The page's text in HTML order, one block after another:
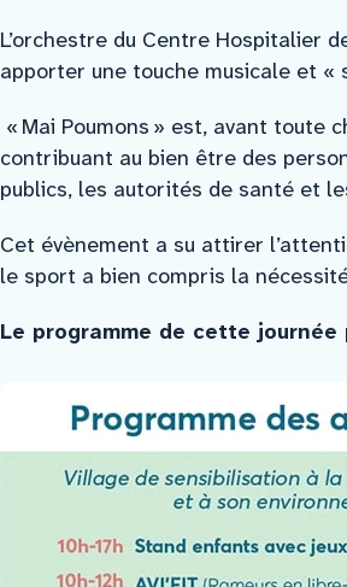
L’orchestre du Centre Hospitalier
apporter une touche musicale et «
« Mai Poumons » est, avant toute
contribuant au bien être des
publics, les autorités de santé et
Cet évènement a su attirer
le sport a bien compris la
Le programme de cette